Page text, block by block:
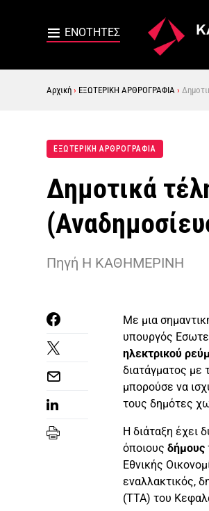
Αρχική › ΕΞΩΤΕΡΙΚΗ ΑΡΘΡΟΓΡΑΦΙΑ ›
ΕΞΩΤΕΡΙΚΗ ΑΡΘΡΟΓΡΑΦΙΑ
Δημοτικά
Πηγή Η ΚΑΘΗΜΕΡΙΝΗ
Με μια
υπουργός
ηλεκτρικού
διατάγματος
μπορούσε να
τους δημότες
Η διάταξη έχει
όποιους δήμους
Εθνικής
εναλλακτικός,
(ΤΤΑ) του